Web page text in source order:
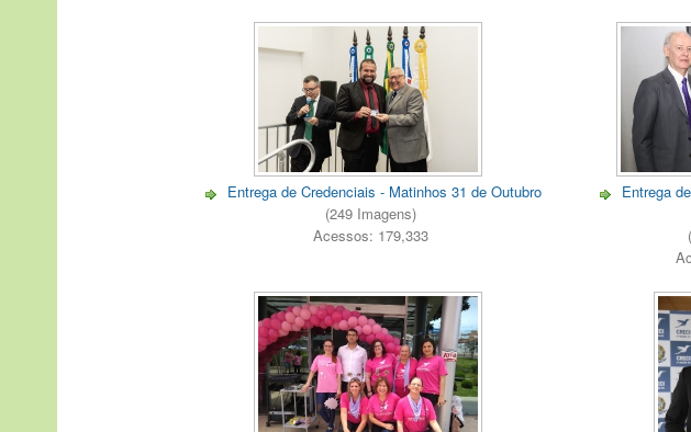
Entrega de Credenciais - Matinhos 31 de Outubro
(249 Imagens)
Acessos: 179,333
Entrega